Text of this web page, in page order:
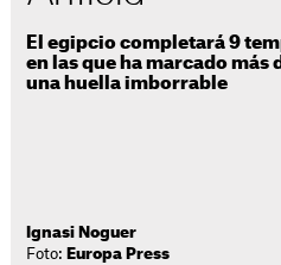
El egipcio completará 9
en las que ha marcado más
una huella imborrable
Ignasi Noguer
Foto: Europa Press